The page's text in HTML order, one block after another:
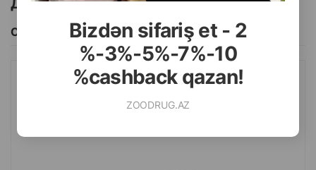
Bizdən sifariş et - 2
%-3%-5%-7%-10
%cashback qazan!
ZOODRUG.AZ
Другие товоры бренда
Смотреть Все
ПОВОДОК-РУЛЕТКА FLEXI KHAKI WHITE STYLE TAPE. РАЗМЕР
M. ЦВЕТ: БЕЛЫЙ ХАКИ. ДЛИННА: 5 МЕТРА. ДО 12 КГ.